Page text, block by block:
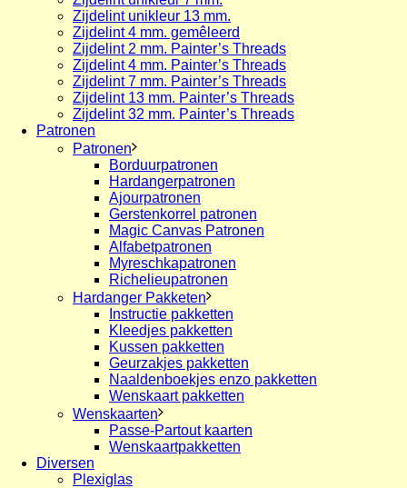
Zijdelint unikleur 13 mm.
Zijdelint 4 mm. gemêleerd
Zijdelint 2 mm. Painter’s Threads
Zijdelint 4 mm. Painter’s Threads
Zijdelint 7 mm. Painter’s Threads
Zijdelint 13 mm. Painter’s Threads
Zijdelint 32 mm. Painter’s Threads
Patronen
Patronen
Borduurpatronen
Hardangerpatronen
Ajourpatronen
Gerstenkorrel patronen
Magic Canvas Patronen
Alfabetpatronen
Myreschkapatronen
Richelieupatronen
Hardanger Pakketen
Instructie pakketten
Kleedjes pakketten
Kussen pakketten
Geurzakjes pakketten
Naaldenboekjes enzo pakketten
Wenskaart pakketten
Wenskaarten
Passe-Partout kaarten
Wenskaartpakketten
Diversen
Plexiglas